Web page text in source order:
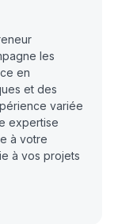
les
en
et des
variée
expertise
à votre
à vos projets